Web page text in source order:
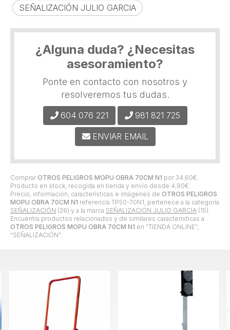
Comprar OTROS PELIGROS MOPU OBRA 70CM N1 por 34,60€
Producto en stock, recogida en tienda y envío desde 4,90€
Precio, información, características e imágenes de OTROS PELIGROS
MOPU OBRA 70CM N1 referencia TP50-70N1, pertenece a la categoría
SEÑALIZACIÓN (26) y a la marca SEÑALIZACIÓN JULIO GARCIA (15).
Encuentra productos relacionados y de similares características a
OTROS PELIGROS MOPU OBRA 70CM N1 en "TIENDA ONLINE",
"SEÑALIZACIÓN".
SEÑALIZACIÓN JULIO GARCIA
¿Alguna duda? ¿Necesitas
asesoramiento?
Ponte en contacto con nosotros y
resolveremos tus dudas.
604 076 221 981 821 725
ENVIAR EMAIL